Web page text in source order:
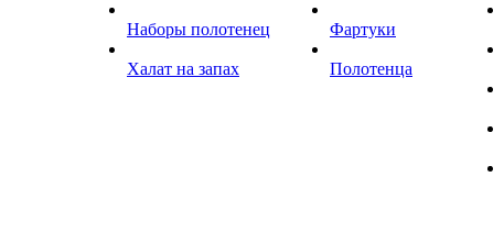
Наборы полотенец
Халат на запах
Фартуки
Полотенца